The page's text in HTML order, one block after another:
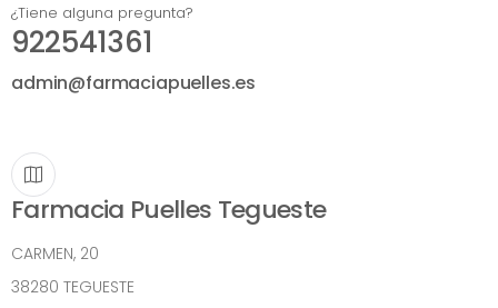
¿Tiene alguna pregunta?
922541361
admin@farmaciapuelles.es
Farmacia Puelles Tegueste
CARMEN, 20
38280 TEGUESTE